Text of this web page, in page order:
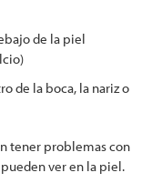
de la piel
de la boca, la nariz o
tener problemas con
pueden ver en la piel.